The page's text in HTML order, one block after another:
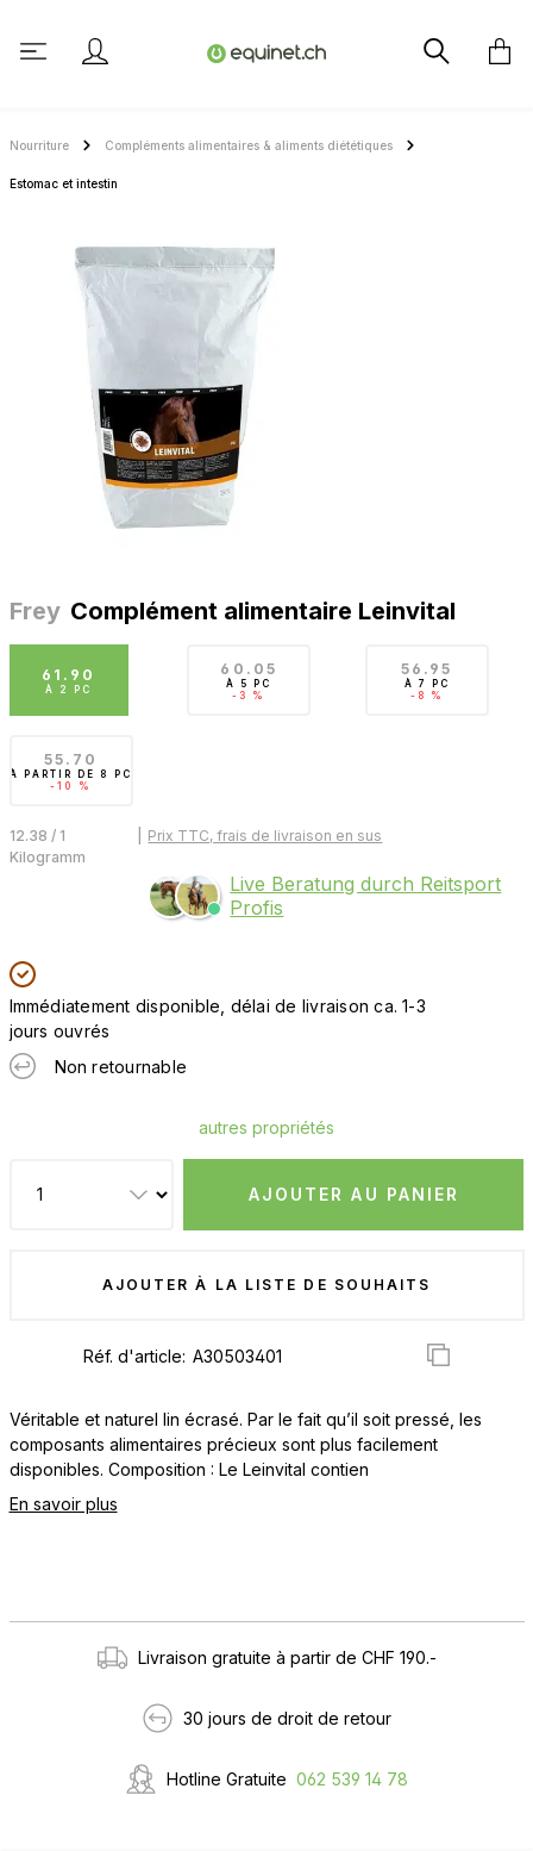
Nourriture Compléments alimentaires & aliments diététiques
Estomac et intestin
Frey Complément alimentaire Leinvital
61.90
À 2 PC
60.05
À 5 PC
-3 %
56.95
À 7 PC
-8 %
55.70
À PARTIR DE 8 PC
-10 %
12.38 / 1
Kilogramm
Prix TTC, frais de livraison en sus
Live Beratung durch Reitsport
Profis
Immédiatement disponible, délai de livraison ca. 1-3
jours ouvrés
Non retournable
autres propriétés
AJOUTER AU PANIER
AJOUTER À LA LISTE DE SOUHAITS
Réf. d'article:
Véritable et naturel lin écrasé. Par le fait qu’il soit pressé, les
composants alimentaires précieux sont plus facilement
disponibles. Composition : Le Leinvital contien
En savoir plus
Livraison gratuite à partir de CHF 190.-
30 jours de droit de retour
Hotline Gratuite 062 539 14 78